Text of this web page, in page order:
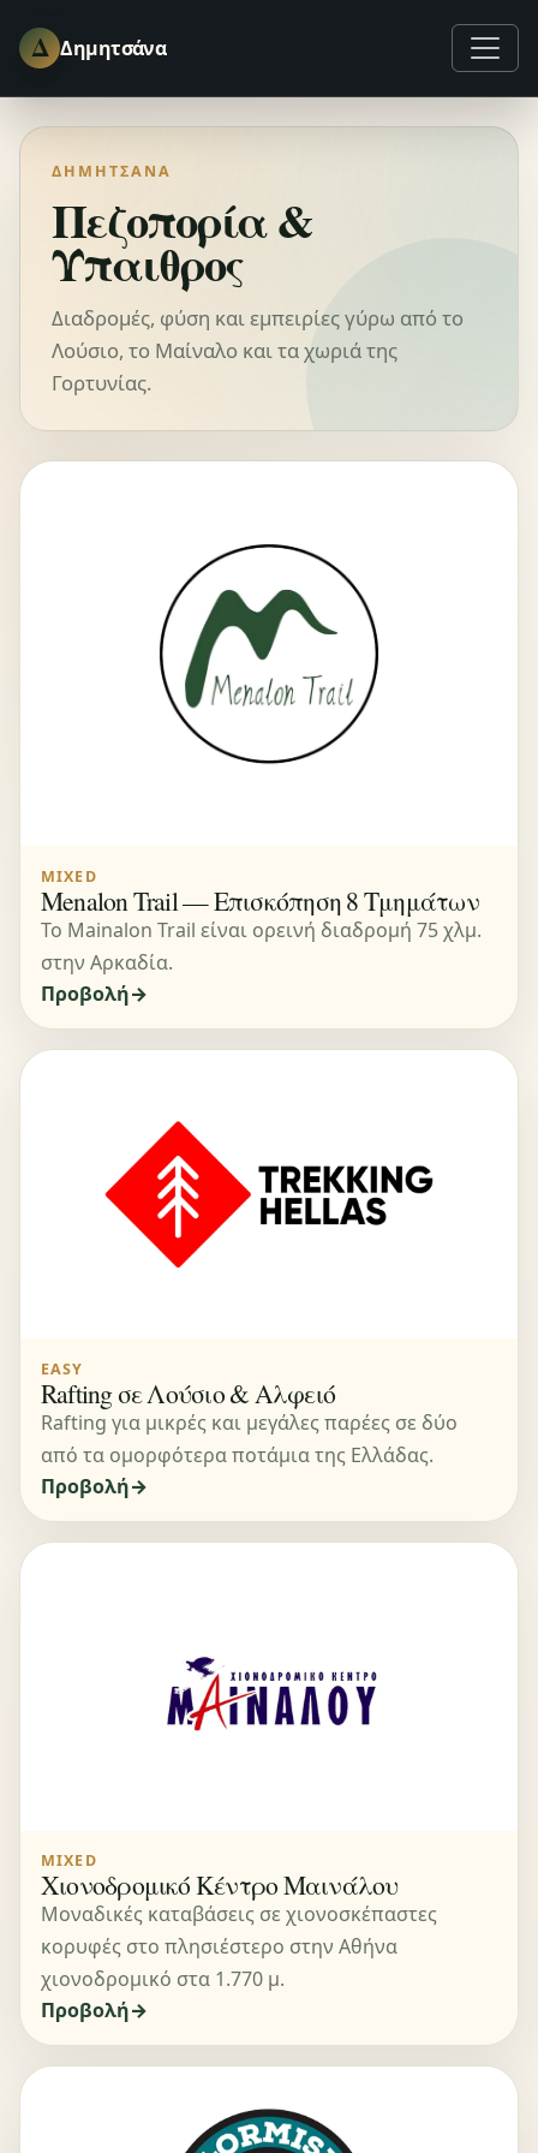
Δ Δημητσάνα
ΔΗΜΗΤΣΆΝΑ
Πεζοπορία &
Ύπαιθρος
Διαδρομές, φύση και εμπειρίες γύρω από το
Λούσιο, το Μαίναλο και τα χωριά της
Γορτυνίας.
MIXED
Menalon Trail — Επισκόπηση 8 Τμημάτων
Το Mainalon Trail είναι ορεινή διαδρομή 75 χλμ.
στην Αρκαδία.
Προβολή
EASY
Rafting σε Λούσιο & Αλφειό
Rafting για μικρές και μεγάλες παρέες σε δύο
από τα ομορφότερα ποτάμια της Ελλάδας.
Προβολή
MIXED
Χιονοδρομικό Κέντρο Μαινάλου
Μοναδικές καταβάσεις σε χιονοσκέπαστες
κορυφές στο πλησιέστερο στην Αθήνα
χιονοδρομικό στα 1.770 μ.
Προβολή